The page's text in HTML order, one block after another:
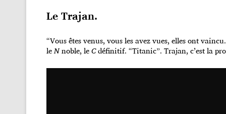
Le Trajan.
“Vous êtes venus, vous les avez vues, elles ont
leNnoble, leCdéfinitif. “Titanic”. Trajan, c’est la